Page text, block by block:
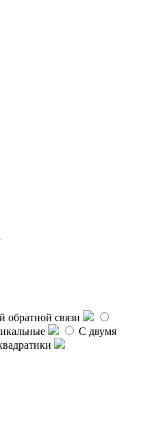
обратной связи
С двумя